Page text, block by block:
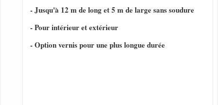
- Jusqu'à 12 m de long et 5 m de large sans soudure
- Pour intérieur et extérieur
- Option vernis pour une plus longue durée